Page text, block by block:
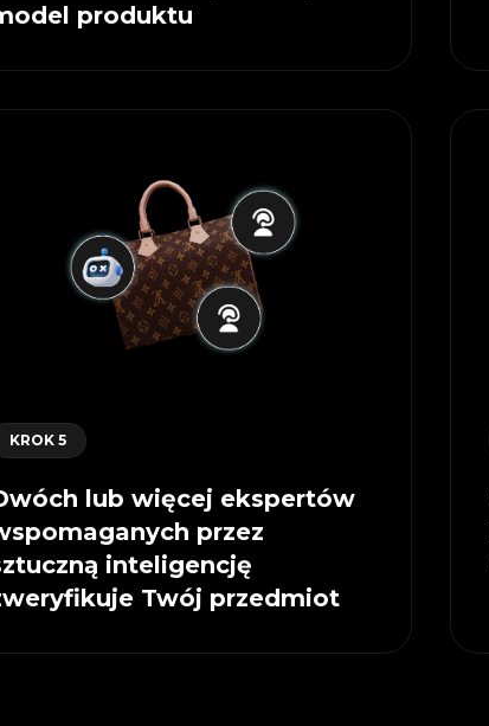
produktu
KROK 5
lub więcej ekspertów
przez
inteligencję
Twój przedmiot